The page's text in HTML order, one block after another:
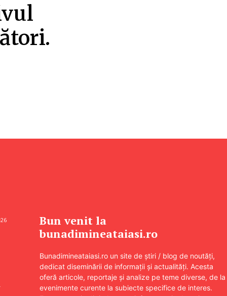
Bun venit la
bunadimineataiasi.ro
Bunadimineataiasi.ro un site de știri / blog de noutăți,
dedicat diseminării de informații și actualități. Acesta
oferă articole, reportaje și analize pe teme diverse, de la
evenimente curente la subiecte specifice de interes.